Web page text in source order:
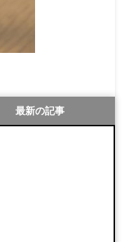
最新の記事